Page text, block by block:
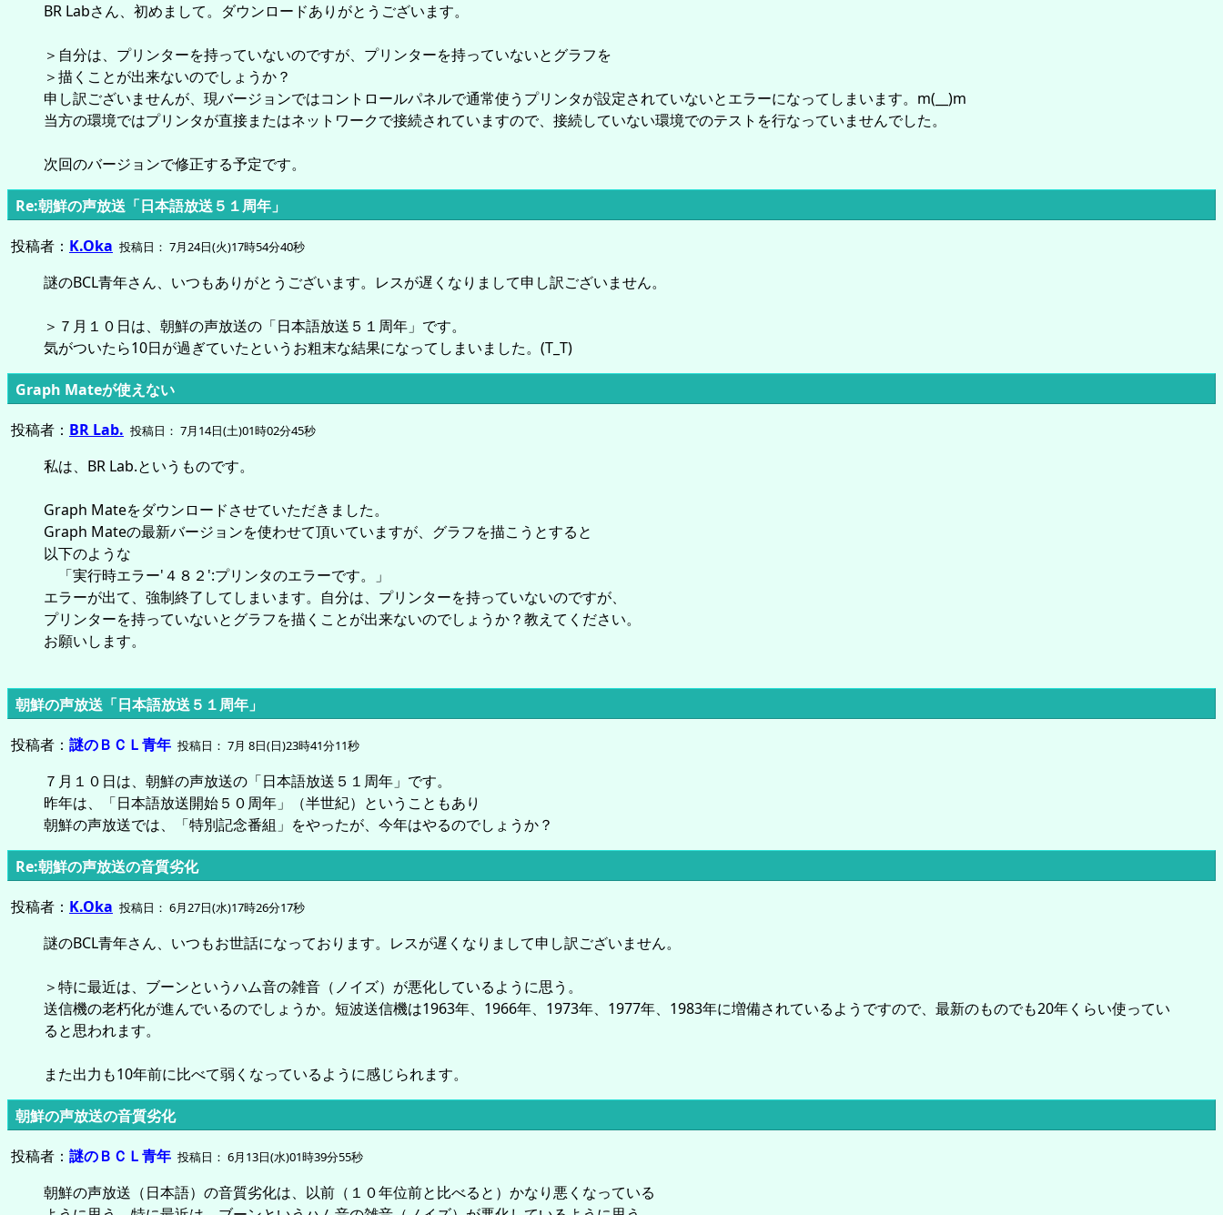
BR Labさん、初めまして。ダウンロードありがとうございます。
＞自分は、プリンターを持っていないのですが、プリンターを持っていないとグラフを
＞描くことが出来ないのでしょうか？
申し訳ございませんが、現バージョンではコントロールパネルで通常使うプリンタが設定されていないとエラーになってしまいます。m(__)m
当方の環境ではプリンタが直接またはネットワークで接続されていますので、接続していない環境でのテストを行なっていませんでした。
次回のバージョンで修正する予定です。
Re:朝鮮の声放送「日本語放送５１周年」
投稿者： K.Oka 投稿日： 7月24日(火)17時54分40秒
謎のBCL青年さん、いつもありがとうございます。レスが遅くなりまして申し訳ございません。
＞７月１０日は、朝鮮の声放送の「日本語放送５１周年」です。
気がついたら10日が過ぎていたというお粗末な結果になってしまいました。(T_T)
Graph Mateが使えない
投稿者： BR Lab. 投稿日： 7月14日(土)01時02分45秒
私は、BR Lab.というものです。
Graph Mateをダウンロードさせていただきました。
Graph Mateの最新バージョンを使わせて頂いていますが、グラフを描こうとすると
以下のような
「実行時エラー'４８２':プリンタのエラーです。」
エラーが出て、強制終了してしまいます。自分は、プリンターを持っていないのですが、
プリンターを持っていないとグラフを描くことが出来ないのでしょうか？教えてください。
お願いします。
朝鮮の声放送「日本語放送５１周年」
投稿者： 謎のＢＣＬ青年 投稿日： 7月 8日(日)23時41分11秒
７月１０日は、朝鮮の声放送の「日本語放送５１周年」です。
昨年は、「日本語放送開始５０周年」（半世紀）ということもあり
朝鮮の声放送では、「特別記念番組」をやったが、今年はやるのでしょうか？
Re:朝鮮の声放送の音質劣化
投稿者： K.Oka 投稿日： 6月27日(水)17時26分17秒
謎のBCL青年さん、いつもお世話になっております。レスが遅くなりまして申し訳ございません。
＞特に最近は、ブーンというハム音の雑音（ノイズ）が悪化しているように思う。
送信機の老朽化が進んでいるのでしょうか。短波送信機は1963年、1966年、1973年、1977年、1983年に増備されているようですので、最新のものでも20年くらい使ってい
ると思われます。
また出力も10年前に比べて弱くなっているように感じられます。
朝鮮の声放送の音質劣化
投稿者： 謎のＢＣＬ青年 投稿日： 6月13日(水)01時39分55秒
朝鮮の声放送（日本語）の音質劣化は、以前（１０年位前と比べると）かなり悪くなっている